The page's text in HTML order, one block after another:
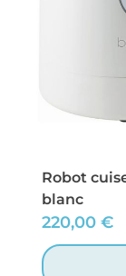
Robot
blanc
220,00 €